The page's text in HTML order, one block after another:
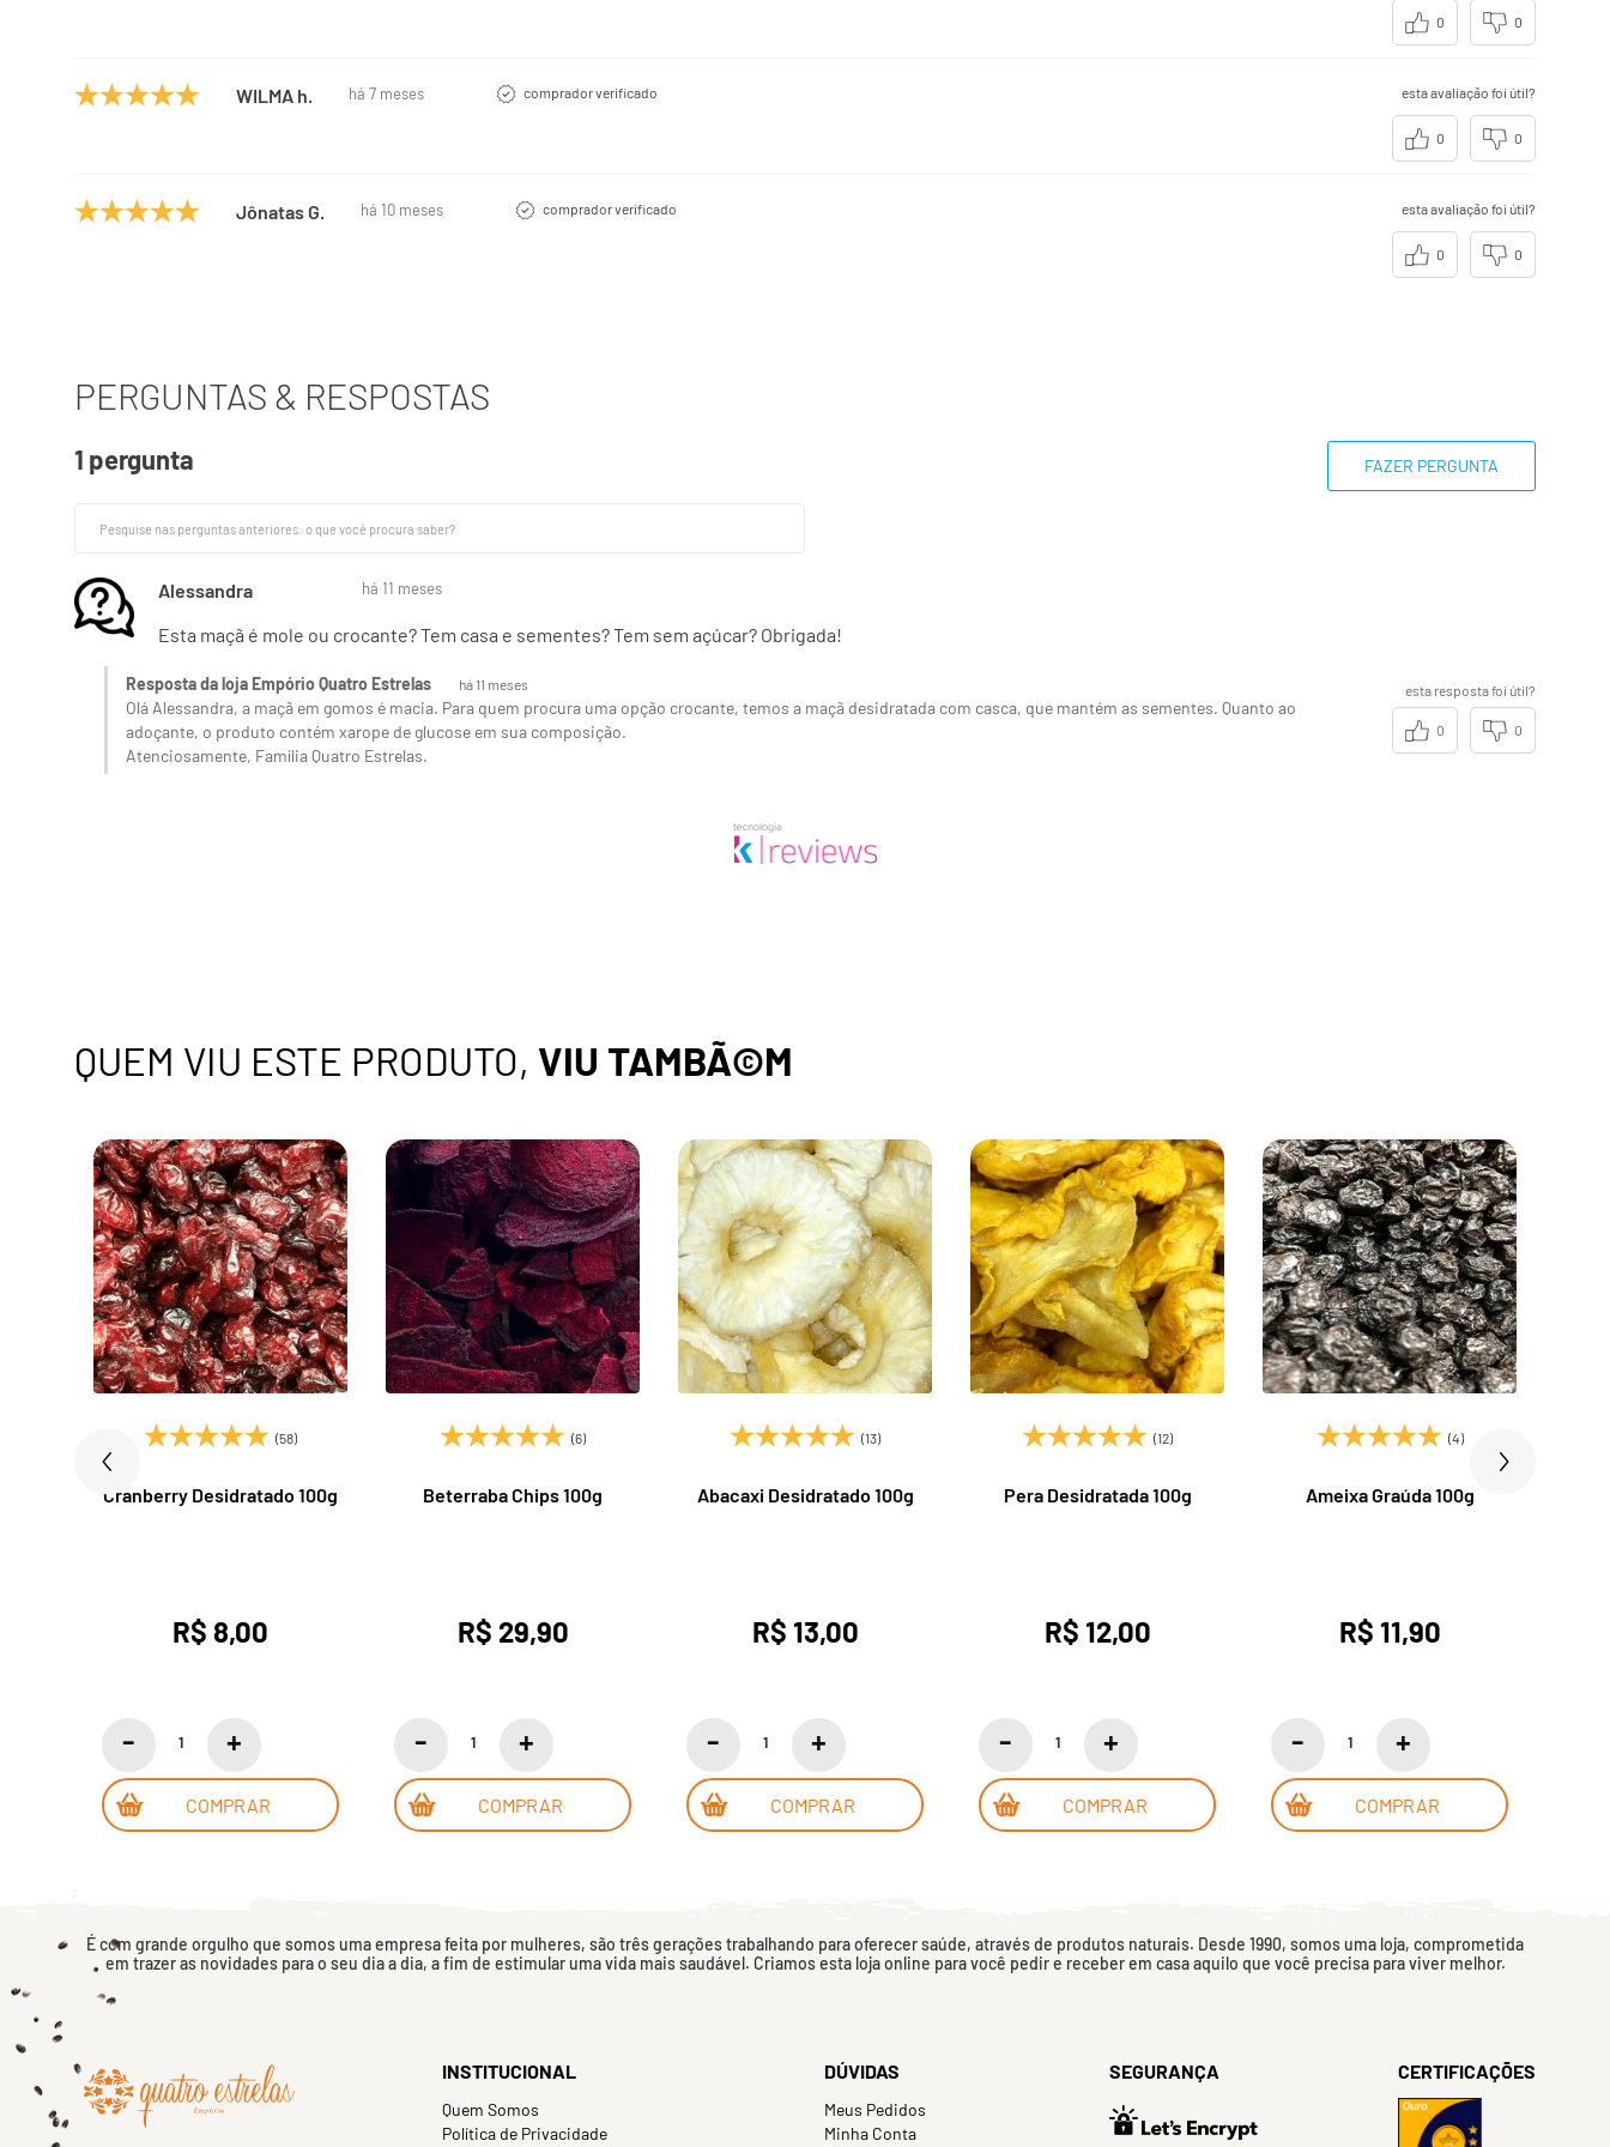
0 0
WILMA h. há 7 meses comprador verificado esta avaliação foi útil?
0 0
Jônatas G. há 10 meses comprador verificado esta avaliação foi útil?
0 0
PERGUNTAS & RESPOSTAS
1 pergunta FAZER PERGUNTA
Alessandra há 11 meses
Esta maçã é mole ou crocante? Tem casa e sementes? Tem sem açúcar? Obrigada!
Resposta da loja Empório Quatro Estrelas há 11 meses
Olá Alessandra, a maçã em gomos é macia. Para quem procura uma opção crocante, temos a maçã desidratada com casca, que mantém as sementes. Quanto ao
adoçante, o produto contém xarope de glucose em sua composição.
Atenciosamente, Família Quatro Estrelas.
esta resposta foi útil?
0 0
QUEM VIU ESTE PRODUTO, VIU TAMBÃ©M
(58)
Cranberry Desidratado 100g
R$ 8,00
COMPRAR
(6)
Beterraba Chips 100g
R$ 29,90
COMPRAR
(13)
Abacaxi Desidratado 100g
R$ 13,00
COMPRAR
(12)
Pera Desidratada 100g
R$ 12,00
COMPRAR
(4)
Ameixa Graúda 100g
R$ 11,90
COMPRAR
É com grande orgulho que somos uma empresa feita por mulheres, são três gerações trabalhando para oferecer saúde, através de produtos naturais. Desde 1990, somos uma loja, comprometida
em trazer as novidades para o seu dia a dia, a fim de estimular uma vida mais saudável. Criamos esta loja online para você pedir e receber em casa aquilo que você precisa para viver melhor.
INSTITUCIONAL
Quem Somos
Política de Privacidade
DÚVIDAS
Meus Pedidos
Minha Conta
SEGURANÇA CERTIFICAÇÕES